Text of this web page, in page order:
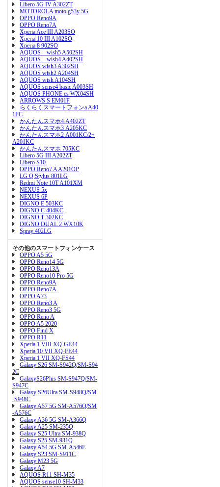
Libero 5G IV A302ZT
MOTOROLA moto g53y 5G
OPPO Reno9A
OPPO Reno7A
Xperia Ace III A203SO
Xperia 10 III A102SO
Xperia 8 902SO
AQUOS wish5 A502SH
AQUOS wish4 A402SH
AQUOS wish3 A302SH
AQUOS wish2 A204SH
AQUOS wish A104SH
AQUOS sense4 basic A003SH
AQUOS PHONE es WX04SH
ARROWS S EM01F
らくらくスマートフォンa A40
1FC
かんたんスマホ4 A402ZT
かんたんスマホ3 A205KC
かんたんスマホ2 A001KC/2+
A201KC
かんたんスマホ 705KC
Libero 5G III A202ZT
Libero S10
OPPO Reno7 A A201OP
LG Q Stylus 801LG
Redmi Note 10T A101XM
NEXUS 5x
NEXUS 6P
DIGNO E 503KC
DIGNO C 404KC
DIGNO T 302KC
DIGNO DUAL 2 WX10K
Spray 402LG
その他のスマートフォンケース
OPPO A5 5G
OPPO Reno14 5G
OPPO Reno13A
OPPO Reno10 Pro 5G
OPPO Reno9A
OPPO Reno7A
OPPO A73
OPPO Reno3 A
OPPO Reno3 5G
OPPO Reno A
OPPO A5 2020
OPPO Find X
OPPO R11
Xperia 1 VIII XQ-GE44
Xperia 10 VII XQ-FE44
Xperia 1 VII XQ-FS44
Galaxy S26 SM-S942Q/SM-S94
2C
GalaxyS26Plus SM-S947Q/SM-
S947C
Galaxy S26Ulra SM-S948Q/SM
-S948C
Galaxy A57 5G SM-A576Q/SM
-A576C
Galaxy A36 5G SM-A366Q
Galaxy A25 SM-235Q
Galaxy S25 Ultra SM-938Q
Galaxy S25 SM-931Q
Galaxy A54 5G SM-A546E
Galaxy S23 SM-S911C
Galaxy M23 5G
Galaxy A7
AQUOS R11 SH-M35
AQUOS sense10 SH-M33